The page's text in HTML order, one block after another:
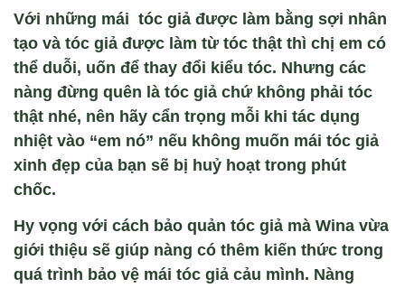
Với những mái tóc giả được làm bằng sợi nhân
tạo và tóc giả được làm từ tóc thật thì chị em có
thể duỗi, uốn để thay đổi kiểu tóc. Nhưng các
nàng đừng quên là tóc giả chứ không phải tóc
thật nhé, nên hãy cẩn trọng mỗi khi tác dụng
nhiệt vào “em nó” nếu không muốn mái tóc giả
xinh đẹp của bạn sẽ bị huỷ hoạt trong phút
chốc.
Hy vọng với cách bảo quản tóc giả mà Wina vừa
giới thiệu sẽ giúp nàng có thêm kiến thức trong
quá trình bảo vệ mái tóc giả cảu mình. Nàng